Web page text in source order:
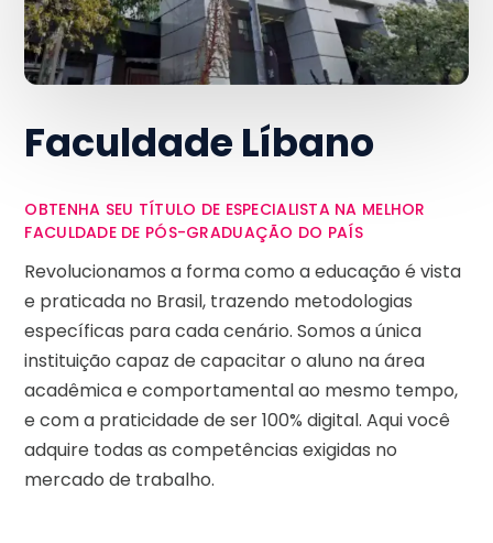
Faculdade Líbano
OBTENHA SEU TÍTULO DE ESPECIALISTA NA MELHOR
FACULDADE DE PÓS-GRADUAÇÃO DO PAÍS
Revolucionamos a forma como a educação é vista
e praticada no Brasil, trazendo metodologias
específicas para cada cenário. Somos a única
instituição capaz de capacitar o aluno na área
acadêmica e comportamental ao mesmo tempo,
e com a praticidade de ser 100% digital. Aqui você
adquire todas as competências exigidas no
mercado de trabalho.